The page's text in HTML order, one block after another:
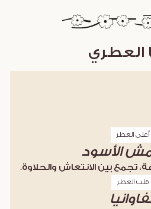
العطري
أعلى العطر
الأسود
تجمع بين الانتعاش والحلاوة.
قلب العطر